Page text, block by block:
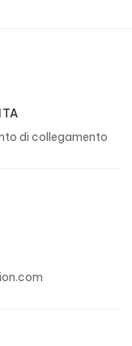
di collegamento